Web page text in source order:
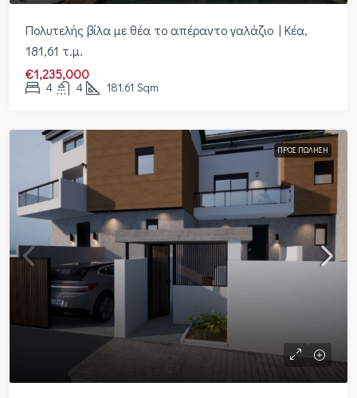
Πολυτελής βίλα με θέα το απέραντο γαλάζιο | Κέα,
181,61 τ.μ.
€1,235,000
4 4 181,61 Sqm
ΠΡΟΣ ΠΏΛΗΣΗ